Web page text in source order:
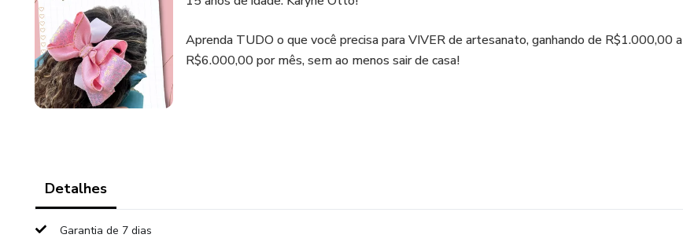
Aprenda TUDO o que você precisa para VIVER de artesanato, ganhando de R$1.000,00 a
R$6.000,00 por mês, sem ao menos sair de casa!
Detalhes
Garantia de 7 dias